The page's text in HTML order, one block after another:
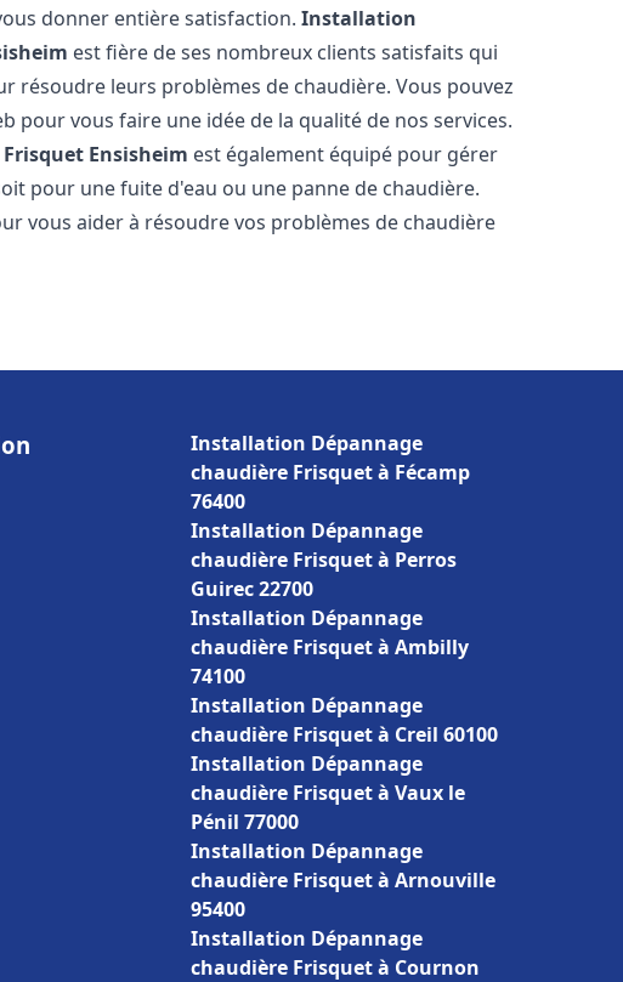
donner entière satisfaction.Installation
est fière de ses nombreux clients satisfaits qui
résoudre leurs problèmes de chaudière. Vous pouvez
pour vous faire une idée de la qualité de nos services.
Ensisheim est également équipé pour gérer
pour une fuite d'eau ou une panne de chaudière.
vous aider à résoudre vos problèmes de chaudière
Installation Dépannage
chaudière Frisquet à Fécamp
76400
Installation Dépannage
chaudière Frisquet à Perros
Guirec 22700
Installation Dépannage
chaudière Frisquet à Ambilly
74100
Installation Dépannage
chaudière Frisquet à Creil 60100
Installation Dépannage
chaudière Frisquet à Vaux le
Pénil 77000
Installation Dépannage
chaudière Frisquet à Arnouville
95400
Installation Dépannage
chaudière Frisquet à Cournon